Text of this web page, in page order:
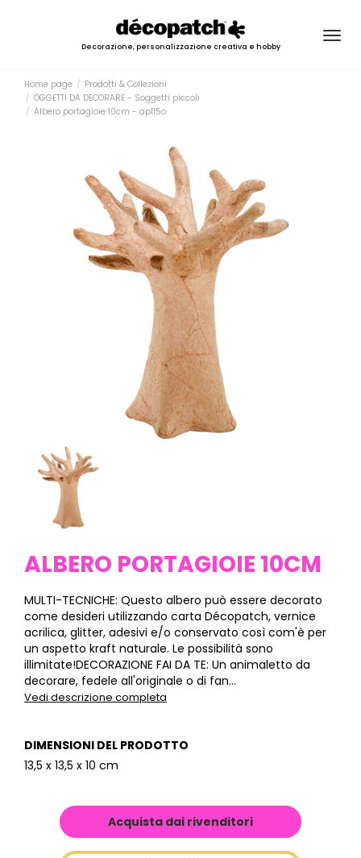
Decorazione, personalizzazione creativa e hobby
Home page
Prodotti & Collezioni
OGGETTI DA DECORARE - Soggetti piccoli
Albero portagioie 10cm - ap115o
ALBERO PORTAGIOIE 10CM
MULTI-TECNICHE: Questo albero può essere decorato
come desideri utilizzando carta Décopatch, vernice
acrilica, glitter, adesivi e/o conservato così com'è per
un aspetto kraft naturale. Le possibilità sono
illimitate!DECORAZIONE FAI DA TE: Un animaletto da
decorare, fedele all'originale o di fan...
Vedi descrizione completa
DIMENSIONI DEL PRODOTTO
13,5 x 13,5 x 10 cm
Acquista dai rivenditori